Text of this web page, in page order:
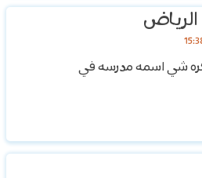
شي اسمه مدرسه في